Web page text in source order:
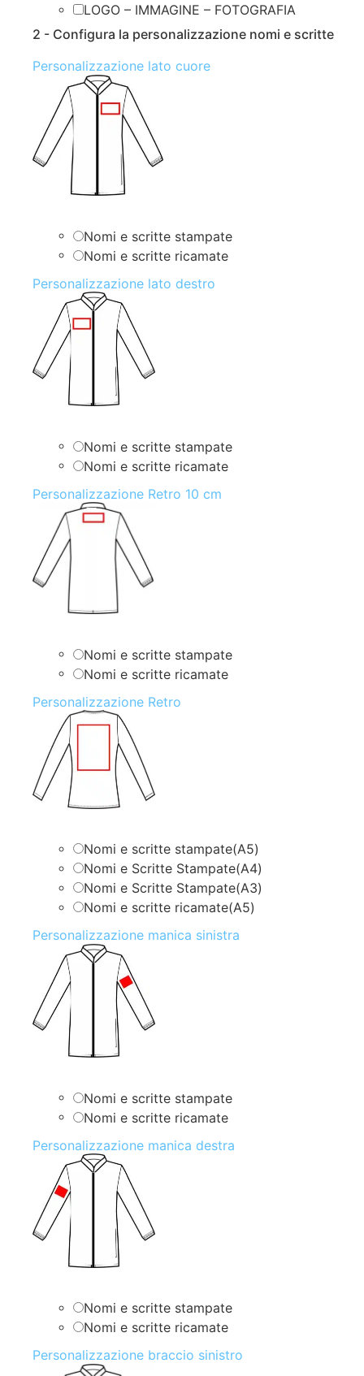
LOGO – IMMAGINE – FOTOGRAFIA
2 - Configura la personalizzazione nomi e scritte
Personalizzazione lato cuore
Nomi e scritte stampate
Nomi e scritte ricamate
Personalizzazione lato destro
Nomi e scritte stampate
Nomi e scritte ricamate
Personalizzazione Retro 10 cm
Nomi e scritte stampate
Nomi e scritte ricamate
Personalizzazione Retro
Nomi e scritte stampate(A5)
Nomi e Scritte Stampate(A4)
Nomi e Scritte Stampate(A3)
Nomi e scritte ricamate(A5)
Personalizzazione manica sinistra
Nomi e scritte stampate
Nomi e scritte ricamate
Personalizzazione manica destra
Nomi e scritte stampate
Nomi e scritte ricamate
Personalizzazione braccio sinistro